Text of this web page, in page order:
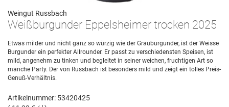
Weingut Russbach
Weißburgunder Eppelsheimer trocken 2025
Etwas milder und nicht ganz so würzig wie der Grauburgunder, ist der Weisse
Burgunder ein perfekter Allrounder. Er passt zu verschiedensten Speisen, ist
mild, angenehm zu tinken und begleitet in seiner weichen, fruchtigen Art so
manche Party. Der von Russbach ist besonders mild und zeigt ein tolles Preis-
Genuß-Verhältnis.
Artikelnummer: 53420425